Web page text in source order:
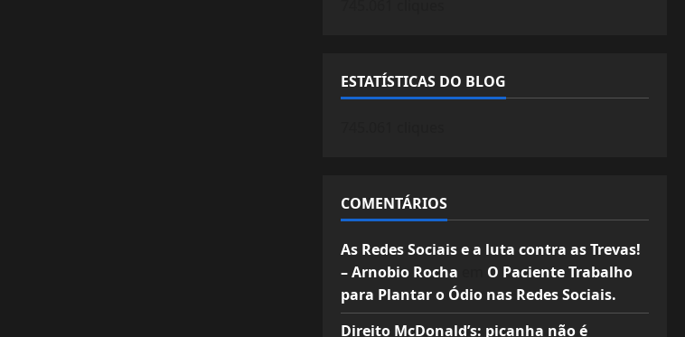
ESTATÍSTICAS DO BLOG
COMENTÁRIOS
As Redes Sociais e a luta contra as Trevas!
– Arnobio Rocha
O Paciente Trabalho
para Plantar o Ódio nas Redes Sociais.
Direito McDonald’s: picanha não é